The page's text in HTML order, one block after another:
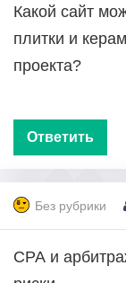
Какой сайт
плитки и
проекта?
Ответить
Без рубрики
СРА и